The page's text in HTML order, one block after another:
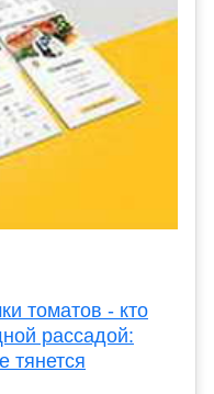
томатов - кто
рассадой:
тянется